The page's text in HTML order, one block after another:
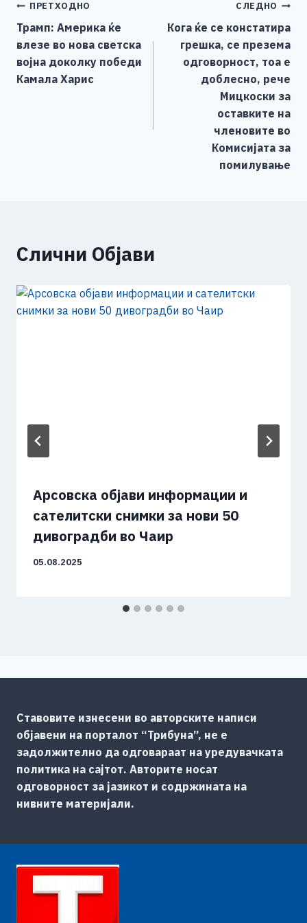
p
p
l
y
L
i
n
a
r
e
Навигација
на
напис
ПРЕТХОДНО
Трамп: Америка ќе
влезе во нова светска
војна доколку победи
Камала Харис
СЛЕДНО
Кога ќе се констатира
грешка, се презема
одговорност, тоа е
доблесно, рече
Мицкоски за
оставките на
членовите во
Комисијата за
помилување
Слични Објави
Арсовска објави информации и
сателитски снимки за нови 50
дивоградби во Чаир
05.08.2025
Ставовите изнесени во авторските написи
објавени на порталот “Трибуна”, не е
задолжително да одговараат на уредувачката
политика на сајтот. Авторите носат
одговорност за јазикот и содржината на
нивните материјали.